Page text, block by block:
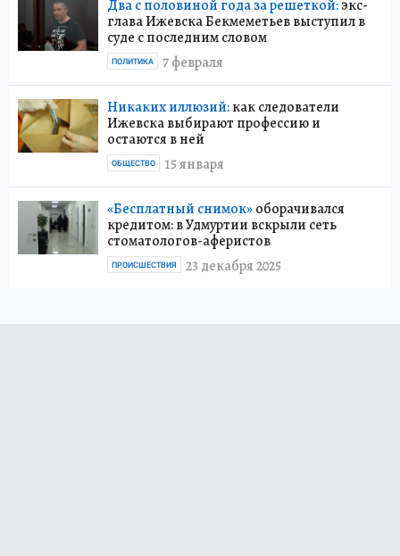
Два с половиной года за решеткой:экс-
глава Ижевска Бекмеметьев выступил в
суде с последним словом
7 февраля
ПОЛИТИКА
Никаких иллюзий:как следователи
Ижевска выбирают профессию и
остаются в ней
15 января
ОБЩЕСТВО
«Бесплатный снимок»оборачивался
кредитом: в Удмуртии вскрыли сеть
стоматологов-аферистов
23 декабря 2025
ПРОИСШЕСТВИЯ